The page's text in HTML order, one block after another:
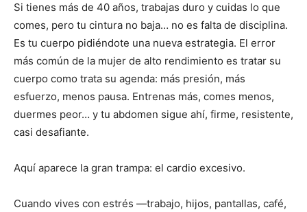
Si tienes más de 40 años, trabajas duro y cuidas lo que
comes, pero tu cintura no baja… no es falta de disciplina.
Es tu cuerpo pidiéndote una nueva estrategia. El error
más común de la mujer de alto rendimiento es tratar su
cuerpo como trata su agenda: más presión, más
esfuerzo, menos pausa. Entrenas más, comes menos,
duermes peor… y tu abdomen sigue ahí, firme, resistente,
casi desafiante.
Aquí aparece la gran trampa: el cardio excesivo.
Cuando vives con estrés —trabajo, hijos, pantallas, café,